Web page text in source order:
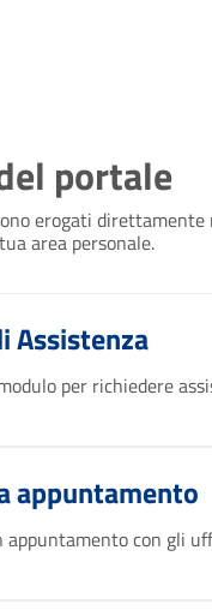
portale
erogati direttamente
area personale.
Assistenza
per richiedere
appuntamento
appuntamento con gli